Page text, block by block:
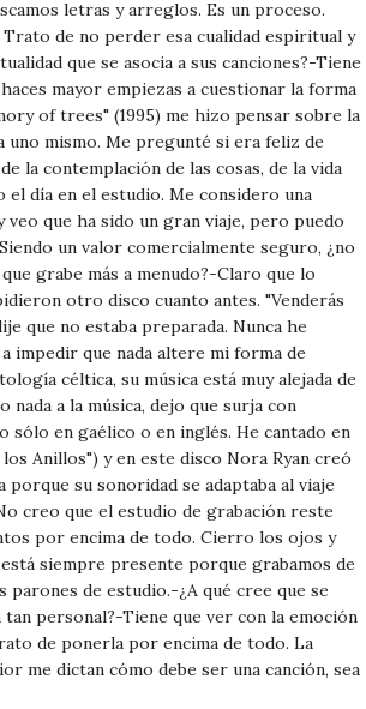
letras y arreglos. Es un proceso.
de no perder esa cualidad espiritual y
que se asocia a sus canciones?-Tiene
mayor empiezas a cuestionar la forma
of trees" (1995) me hizo pensar sobre la
uno mismo. Me pregunté si era feliz de
la contemplación de las cosas, de la vida
día en el estudio. Me considero una
que ha sido un gran viaje, pero puedo
un valor comercialmente seguro, ¿no
grabe más a menudo?-Claro que lo
otro disco cuanto antes. "Venderás
que no estaba preparada. Nunca he
impedir que nada altere mi forma de
céltica, su música está muy alejada de
a la música, dejo que surja con
sólo en gaélico o en inglés. He cantado en
Anillos") y en este disco Nora Ryan creó
su sonoridad se adaptaba al viaje
creo que el estudio de grabación reste
por encima de todo. Cierro los ojos y
siempre presente porque grabamos de
de estudio.-¿A qué cree que se
personal?-Tiene que ver con la emoción
de ponerla por encima de todo. La
me dictan cómo debe ser una canción, sea